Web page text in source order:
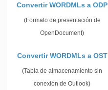
Convertir WORDMLs a ODP
(Formato de presentación de
OpenDocument)
Convertir WORDMLs a OST
(Tabla de almacenamiento sin
conexión de Outlook)